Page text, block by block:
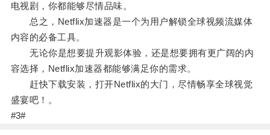
电视剧，你都能够尽情品味。
总之，Netflix加速器是一个为用户解锁全球视频流媒体
内容的必备工具。
无论你是想要提升观影体验，还是想要拥有更广阔的内
容选择，Netflix加速器都能够满足你的需求。
赶快下载安装，打开Netflix的大门，尽情畅享全球视觉
盛宴吧！。
#3#